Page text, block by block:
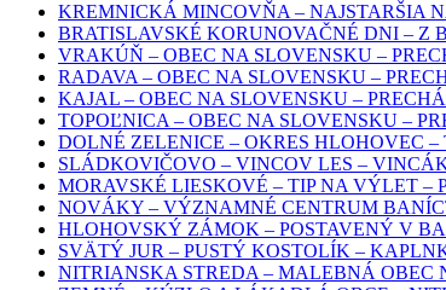
KREMNICKÁ MINCOVŇA – NAJSTARŠIA
BRATISLAVSKÉ KORUNOVAČNÉ DNI – Z
VRAKÚŇ – OBEC NA SLOVENSKU –
RADAVA – OBEC NA SLOVENSKU –
KAJAL – OBEC NA SLOVENSKU –
TOPOĽNICA – OBEC NA SLOVENSKU –
DOLNÉ ZELENICE – OKRES HLOHOVEC
SLÁDKOVIČOVO – VINCOV LES –
MORAVSKÉ LIESKOVÉ – TIP NA VÝLET –
NOVÁKY – VÝZNAMNÉ CENTRUM
HLOHOVSKÝ ZÁMOK – POSTAVENÝ V
SVÄTÝ JUR – PUSTÝ KOSTOLÍK –
NITRIANSKA STREDA – MALEBNÁ OBEC